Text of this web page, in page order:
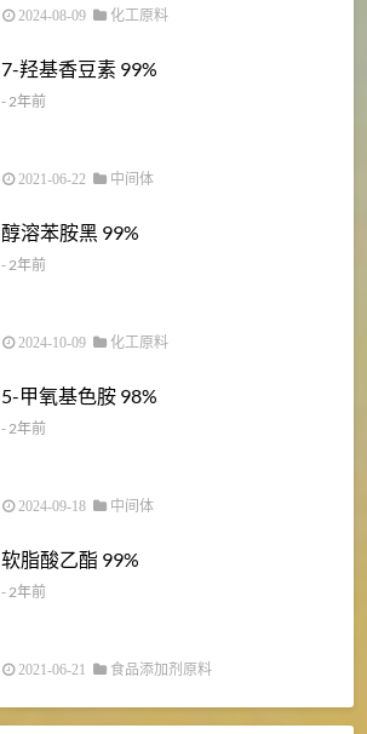
2024-08-09 化工原料
7-羟基香豆素 99%
- 2年前
2021-06-22 中间体
醇溶苯胺黑 99%
- 2年前
2024-10-09 化工原料
5-甲氧基色胺 98%
- 2年前
2024-09-18 中间体
软脂酸乙酯 99%
- 2年前
2021-06-21 食品添加剂原料